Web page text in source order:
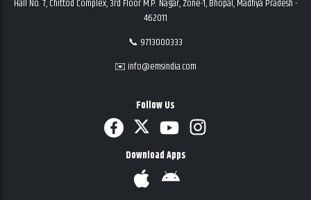
Hall No. 7, Chittod Complex, 3rd Floor M.P. Nagar, Zone-1, Bhopal, Madhya Pradesh -
462011
📞 9713000333
✉️ info@emsindia.com
Follow Us
Download Apps